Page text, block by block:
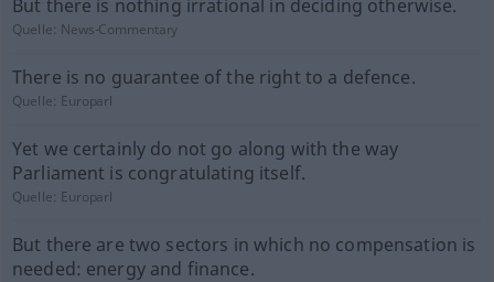
But there is nothing irrational in deciding otherwise.
Quelle: News-Commentary
There is no guarantee of the right to a defence.
Quelle: Europarl
Yet we certainly do not go along with the way
Parliament is congratulating itself.
Quelle: Europarl
But there are two sectors in which no compensation is
needed: energy and finance.